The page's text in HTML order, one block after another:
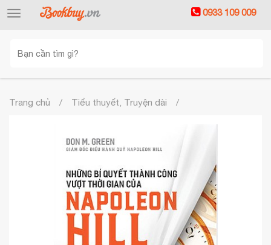
Toggle
0933 109 009
Trang chủ Tiểu thuyết, Truyện dài